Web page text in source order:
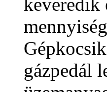
gázpedál